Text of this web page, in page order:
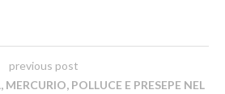
previous post
POLLUCE E PRESEPE NEL